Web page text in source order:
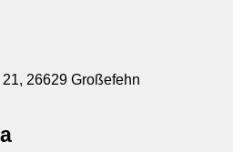
26629 Großefehn